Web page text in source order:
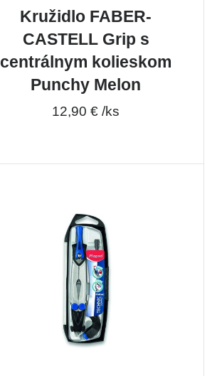
Kružidlo FABER-
CASTELL Grip s
centrálnym kolieskom
Punchy Melon
12,90 € /ks